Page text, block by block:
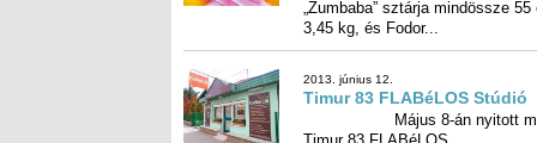
2013. március 21.
SVÉDMASSZÁZS tanfolyamot tart Schirilla
A svédmasszázs a masszázs egyik –
legelterjedtebb – fajtája. Alapja az orvosi, a...
2012. november 16.